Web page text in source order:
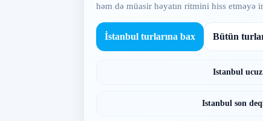
həm də müasir həyatın ritmini hiss etməyə
İstanbul turlarına bax Bütün
Istanbul
Istanbul son